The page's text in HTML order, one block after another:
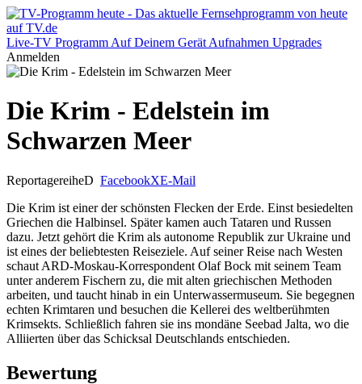
Live-TV Programm Auf Deinem Gerät Aufnahmen Upgrades
Anmelden
Die Krim - Edelstein im
Schwarzen Meer
ReportagereiheD FacebookXE-Mail
Die Krim ist einer der schönsten Flecken der Erde. Einst besiedelten
Griechen die Halbinsel. Später kamen auch Tataren und Russen
dazu. Jetzt gehört die Krim als autonome Republik zur Ukraine und
ist eines der beliebtesten Reiseziele. Auf seiner Reise nach Westen
schaut ARD-Moskau-Korrespondent Olaf Bock mit seinem Team
unter anderem Fischern zu, die mit alten griechischen Methoden
arbeiten, und taucht hinab in ein Unterwassermuseum. Sie begegnen
echten Krimtaren und besuchen die Kellerei des weltberühmten
Krimsekts. Schließlich fahren sie ins mondäne Seebad Jalta, wo die
Alliierten über das Schicksal Deutschlands entschieden.
Bewertung